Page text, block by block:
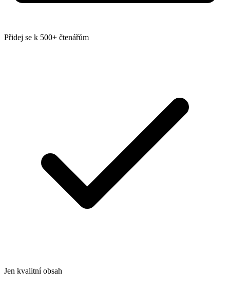
Přidej se k 500+ čtenářům
Jen kvalitní obsah